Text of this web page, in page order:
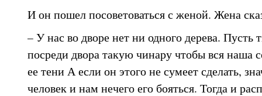
И он пошел посоветоваться с женой. Жена
– У нас во дворе нет ни одного дерева. Пусть
посреди двора такую чинару чтобы вся наша
ее тени А если он этого не сумеет сделать,
человек и нам нечего его бояться. Тогда и